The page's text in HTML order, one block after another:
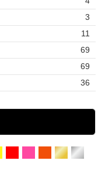
3
11
69
69
36